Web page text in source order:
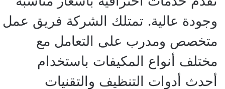
وجودة عالية. تمتلك الشركة فريق عمل
متخصص ومدرب على التعامل مع
مختلف أنواع المكيفات باستخدام
أحدث أدوات التنظيف والتقنيات